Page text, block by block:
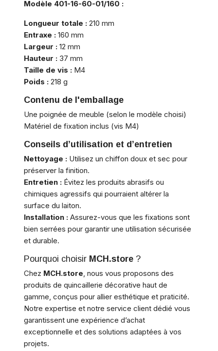
Modèle 401-16-60-01/160 :
Longueur totale : 210 mm
Entraxe : 160 mm
Largeur : 12 mm
Hauteur : 37 mm
Taille de vis : M4
Poids : 218 g
Contenu de l'emballage
Une poignée de meuble (selon le modèle choisi)
Matériel de fixation inclus (vis M4)
Conseils d’utilisation et d’entretien
Nettoyage : Utilisez un chiffon doux et sec pour
préserver la finition.
Entretien : Évitez les produits abrasifs ou
chimiques agressifs qui pourraient altérer la
surface du laiton.
Installation : Assurez-vous que les fixations sont
bien serrées pour garantir une utilisation sécurisée
et durable.
Pourquoi choisir MCH.store ?
Chez MCH.store, nous vous proposons des
produits de quincaillerie décorative haut de
gamme, conçus pour allier esthétique et praticité.
Notre expertise et notre service client dédié vous
garantissent une expérience d’achat
exceptionnelle et des solutions adaptées à vos
projets.